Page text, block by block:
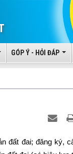
GÓP Ý - HỎI ĐÁP
đất đai; đăng ký,